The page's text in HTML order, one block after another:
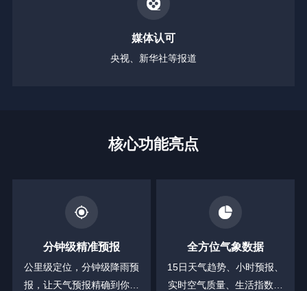
媒体认可
央视、新华社等报道
核心功能亮点
分钟级精准预报
公里级定位，分钟级降雨预
报，让天气预报精确到你身
全方位气象数据
15日天气趋势、小时预报、
实时空气质量、生活指数等